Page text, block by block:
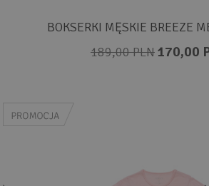
BOKSERKI MĘSKIE BREEZE
189,00 PLN170,00